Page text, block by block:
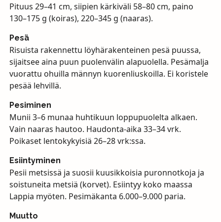
Pituus 29–41 cm, siipien kärkiväli 58–80 cm, paino
130–175 g (koiras), 220–345 g (naaras).
Pesä
Risuista rakennettu löyhärakenteinen pesä puussa,
sijaitsee aina puun puolenvälin alapuolella. Pesämalja
vuorattu ohuilla männyn kuorenliuskoilla. Ei koristele
pesää lehvillä.
Pesiminen
Munii 3–6 munaa huhtikuun loppupuolelta alkaen.
Vain naaras hautoo. Haudonta-aika 33–34 vrk.
Poikaset lentokykyisiä 26–28 vrk:ssa.
Esiintyminen
Pesii metsissä ja suosii kuusikkoisia puronnotkoja ja
soistuneita metsiä (korvet). Esiintyy koko maassa
Lappia myöten. Pesimäkanta 6.000–9.000 paria.
Muutto